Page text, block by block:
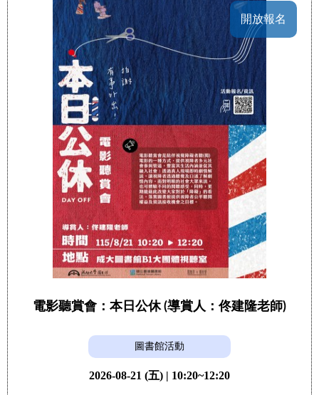
開放報名
電影聽賞會：本日公休 (導賞人：佟建隆老師)
圖書館活動
2026-08-21 (五) | 10:20~12:20